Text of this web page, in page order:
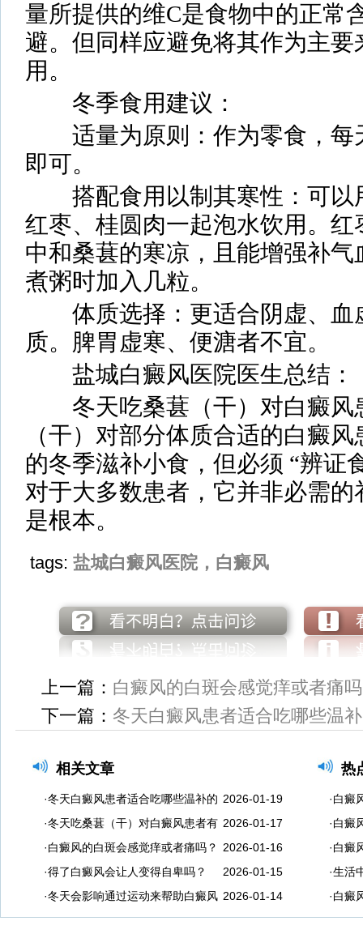
量所提供的维C是食物中的正常
避。但同样应避免将其作为主要
用。
冬季食用建议：
适量为原则：作为零食，每
即可。
搭配食用以制其寒性：可以
红枣、桂圆肉一起泡水饮用。
中和桑葚的寒凉，且能增强补
煮粥时加入几粒。
体质选择：更适合阴虚、血
质。脾胃虚寒、便溏者不宜。
盐城白癜风医院医生总结：
冬天吃桑葚（干）对白癜风
（干）对部分体质合适的白癜
的冬季滋补小食，但必须 “辨证
对于大多数患者，它并非必需
是根本。
tags:盐城白癜风医院，白癜风
上一篇： 白癜风的白斑会感觉痒或者痛
下一篇： 冬天白癜风患者适合吃哪些温
相关文章
·冬天白癜风患者适合吃哪些温补的 2026-01-19
·冬天吃桑葚（干）对白癜风患者有 2026-01-17
·白癜风的白斑会感觉痒或者痛吗？
2026-01-16
·得了白癜风会让人变得自卑吗？
2026-01-15
·冬天会影响通过运动来帮助白癜风 2026-01-14
热
·白癜
·白癜
·白癜
·生活
·白癜